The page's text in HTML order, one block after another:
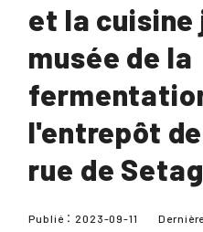
et la cuisine
musée de la
l'entrepôt
rue de
Publié： 2023-09-11